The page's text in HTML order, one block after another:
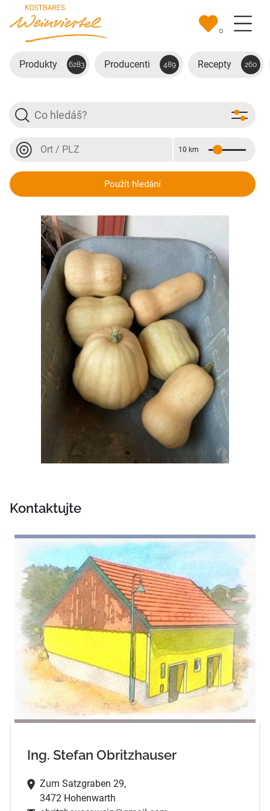
Přejít na hlavní obsah
0
Produkty 6283 Producenti 489 Recepty 260
Hledat
Místo nebo PSČ
Vzdálenost
10 km
Použít hledání
Butterkürbis
Kontaktujte
Ing. Stefan Obritzhauser
Zum Satzgraben 29,
3472 Hohenwarth